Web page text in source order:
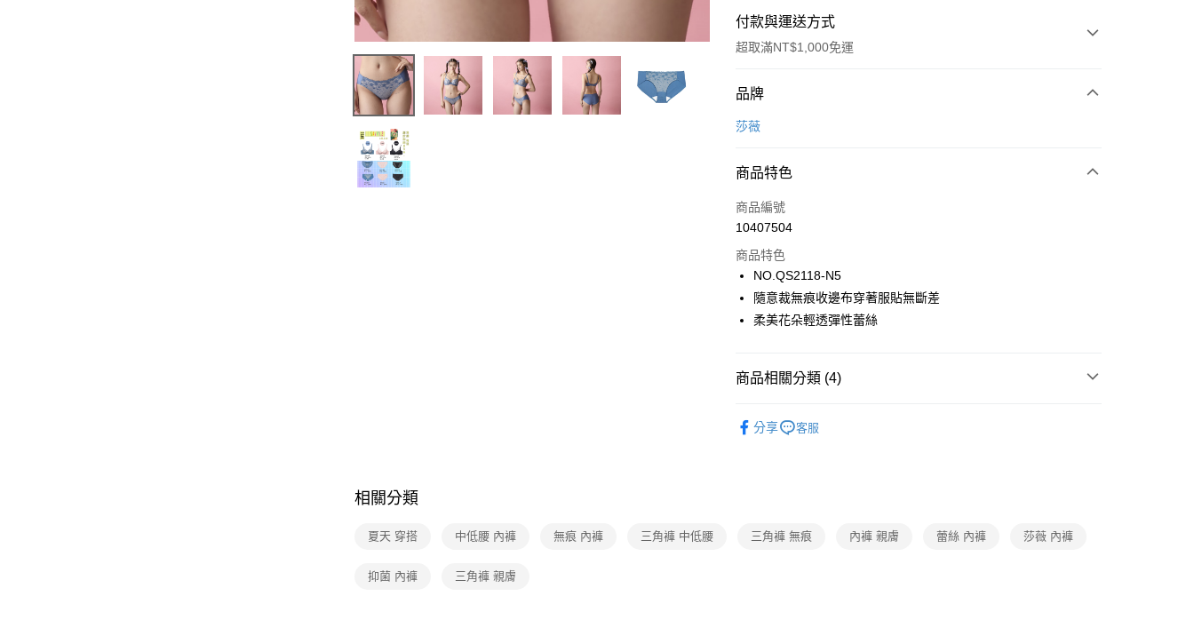
付款與運送方式
超取滿NT$1,000免運
付款方式
信用卡一次付款
街口支付
ATM付款
運送方式
每筆NT$80，滿NT$1,000(含以上)免運費
每筆NT$80，滿NT$1,000(含以上)免運費
每筆NT$80，滿NT$1,000(含以上)免運費
品牌
莎薇
商品特色
商品編號
10407504
商品特色
NO.QS2118-N5
隨意裁無痕收邊布穿著服貼無斷差
柔美花朵輕透彈性蕾絲
商品相關分類 (4)
分享 客服
相關分類
夏天 穿搭 中低腰 內褲 無痕 內褲 三角褲 中低腰 三角褲 無痕 內褲 親膚 蕾絲 內褲 莎薇 內褲
抑菌 內褲 三角褲 親膚